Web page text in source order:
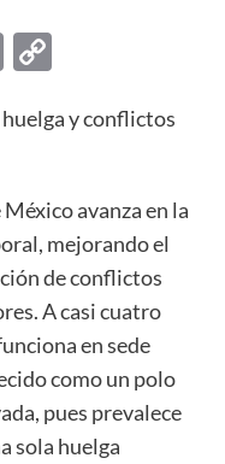
EmailCopy
y conflictos
avanza en la
mejorando el
de conflictos
A casi cuatro
en sede
como un polo
pues prevalece
sola huelga